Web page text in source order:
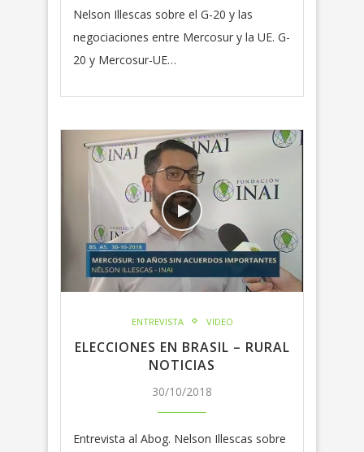
Nelson Illescas sobre el G-20 y las
negociaciones entre Mercosur y la UE. G-
20 y Mercosur-UE…
ENTREVISTA VIDEO
ELECCIONES EN BRASIL – RURAL
NOTICIAS
30/10/2018
Entrevista al Abog. Nelson Illescas sobre